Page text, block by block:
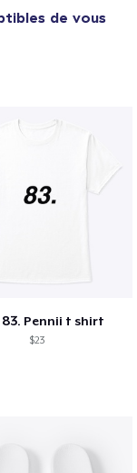
de vous
83. Pennii t shirt
$23